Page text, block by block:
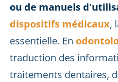
ou de manuels
dispositifs médicaux,
essentielle. En
traduction des
traitements dentaires,